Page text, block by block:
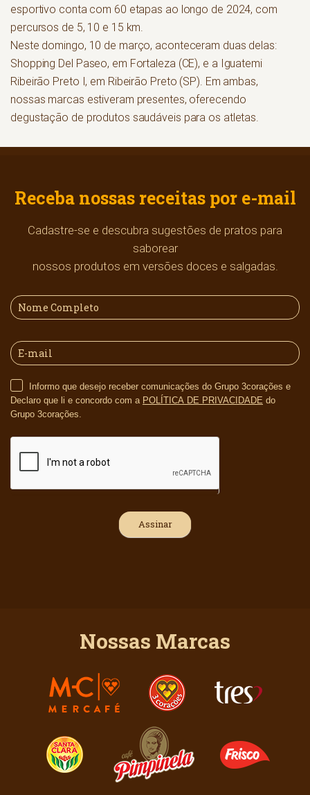
esportivo conta com 60 etapas ao longo de 2024, com
percursos de 5, 10 e 15 km.
Neste domingo, 10 de março, aconteceram duas delas:
Shopping Del Paseo, em Fortaleza (CE), e a Iguatemi
Ribeirão Preto I, em Ribeirão Preto (SP). Em ambas,
nossas marcas estiveram presentes, oferecendo
degustação de produtos saudáveis para os atletas.
Receba nossas receitas por e-mail
Cadastre-se e descubra sugestões de pratos para
saborear
nossos produtos em versões doces e salgadas.
Declaro que li e concordo com a POLÍTICA DE PRIVACIDADE do
Grupo 3corações.
Nossas Marcas